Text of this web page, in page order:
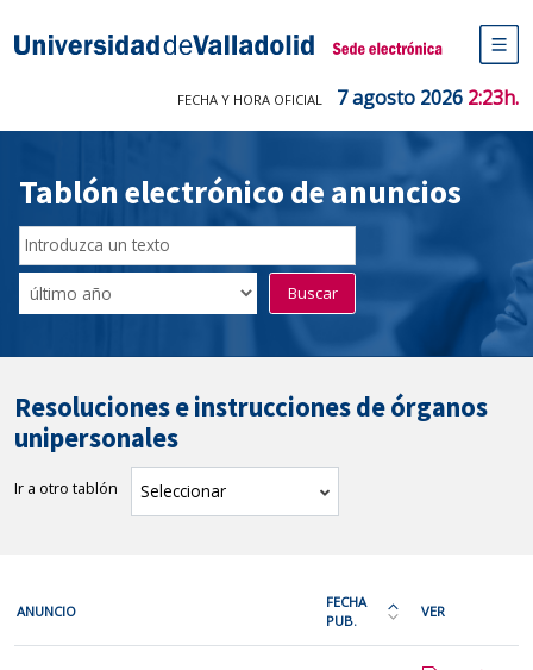
Sede electrónica Universidad de
de
FECHA Y HORA OFICIAL 7 agosto 2026 2:23h.
Tablón electrónico de anuncios
Buscador
del
Tablón
Filtro
de
Buscar
Resoluciones e instrucciones de órganos
unipersonales
Ir a otro tablón Seleccionar tablón
cada
fila
ANUNCIO
FECHA
PUB.
Ordena
la
VER